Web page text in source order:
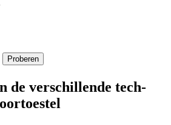
Proberen
de verschillende tech-